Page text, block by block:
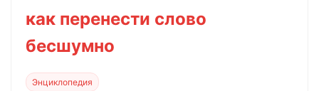
как перенести слово
бесшумно
Энциклопедия